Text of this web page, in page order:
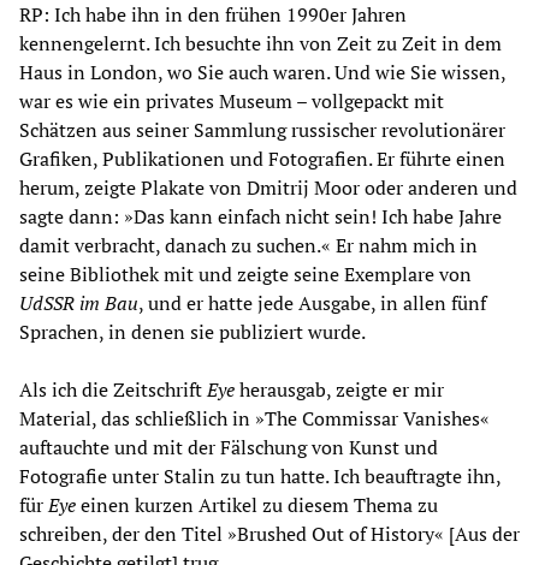
RP: Ich habe ihn in den frühen 1990er Jahren
kennengelernt. Ich besuchte ihn von Zeit zu Zeit in dem
Haus in London, wo Sie auch waren. Und wie Sie wissen,
war es wie ein privates Museum – vollgepackt mit
Schätzen aus seiner Sammlung russischer revolutionärer
Grafiken, Publikationen und Fotografien. Er führte einen
herum, zeigte Plakate von Dmitrij Moor oder anderen und
sagte dann: »Das kann einfach nicht sein! Ich habe Jahre
damit verbracht, danach zu suchen.« Er nahm mich in
seine Bibliothek mit und zeigte seine Exemplare von
UdSSR im Bau, und er hatte jede Ausgabe, in allen fünf
Sprachen, in denen sie publiziert wurde.
Als ich die ZeitschriftEyeherausgab, zeigte er mir
Material, das schließlich in »The Commissar Vanishes«
auftauchte und mit der Fälschung von Kunst und
Fotografie unter Stalin zu tun hatte. Ich beauftragte ihn,
fürEyeeinen kurzen Artikel zu diesem Thema zu
schreiben, der den Titel »Brushed Out of History« [Aus der